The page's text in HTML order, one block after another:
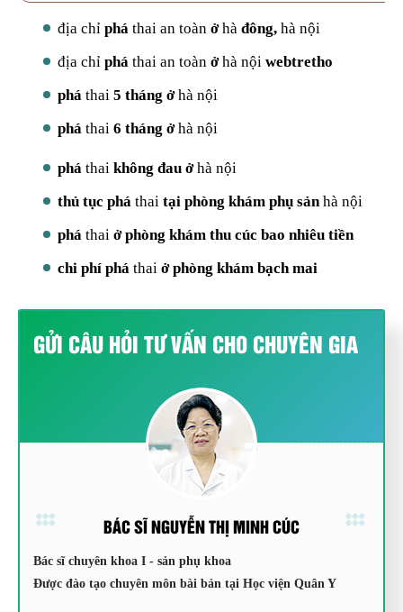
địa chỉphá thai an toànởhàđông, hà nội
địa chỉphá thai an toànởhà nộiwebtretho
phá thai5 tháng ởhà nội
phá thai6 tháng ởhà nội
phá thaikhông đau ởhà nội
thủ tục phá thaitại phòng khám phụ sảnhà nội
phá thaiở phòng khám thu cúc bao nhiêu tiền
chi phí phá thaiở phòng khám bạch mai
GỬI CÂU HỎI TƯ VẤN CHO CHUYÊN GIA
BÁC SĨ NGUYỄN THỊ MINH CÚC
Bác sĩ chuyên khoa I - sản phụ khoa
Được đào tạo chuyên môn bài bản tại Học viện Quân Y